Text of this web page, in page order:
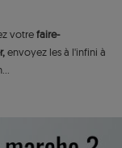
votrefaire-
envoyez les à l'infini à